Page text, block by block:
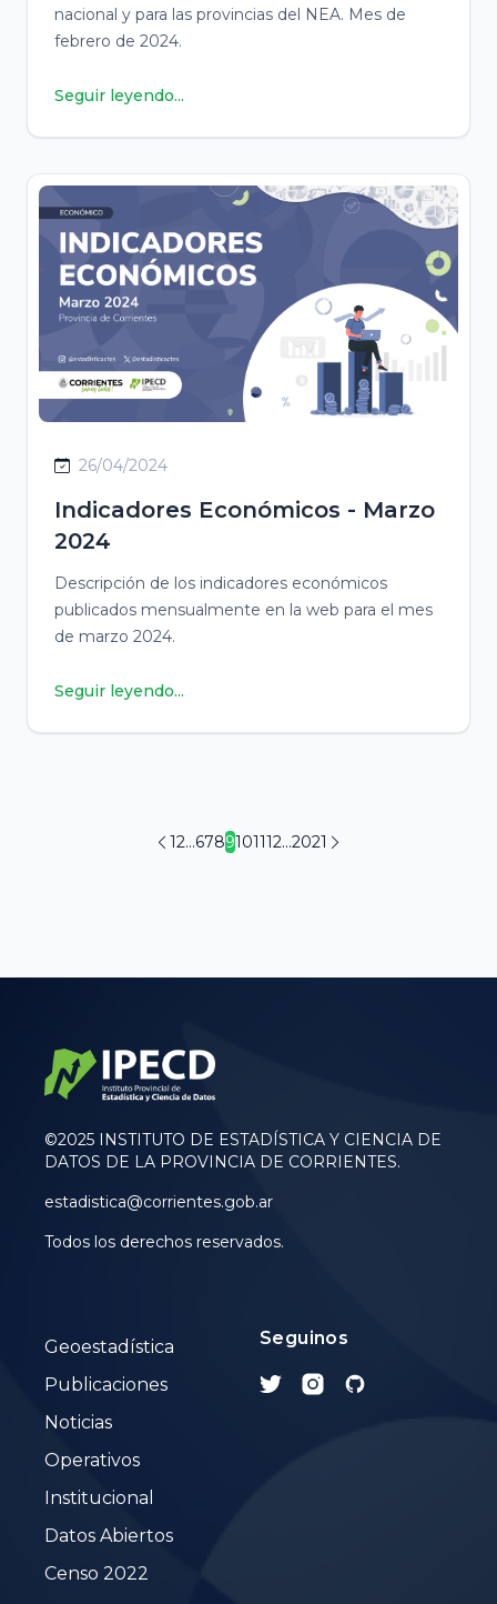
nacional y para las provincias del NEA. Mes de
febrero de 2024.
Seguir leyendo...
26/04/2024
Indicadores Económicos - Marzo
2024
Descripción de los indicadores económicos
publicados mensualmente en la web para el mes
de marzo 2024.
Seguir leyendo...
12...6789101112...2021
©2025 INSTITUTO DE ESTADÍSTICA Y CIENCIA DE
DATOS DE LA PROVINCIA DE CORRIENTES.
estadistica@corrientes.gob.ar
Todos los derechos reservados.
Geoestadística
Publicaciones
Noticias
Operativos
Institucional
Datos Abiertos
Censo 2022
Seguinos